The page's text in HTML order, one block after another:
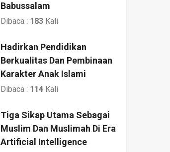
Babussalam
Dibaca : 183 Kali
Hadirkan Pendidikan
Berkualitas Dan Pembinaan
Karakter Anak Islami
Dibaca : 114 Kali
Tiga Sikap Utama Sebagai
Muslim Dan Muslimah Di Era
Artificial Intelligence